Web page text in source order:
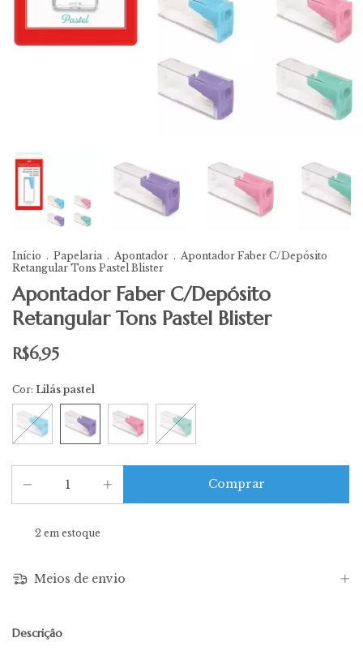
Início . Papelaria . Apontador . Apontador Faber C/Depósito
Retangular Tons Pastel Blister
Apontador Faber C/Depósito
Retangular Tons Pastel Blister
R$6,95
Cor: Lilás pastel
2 em estoque
Meios de envio
Descrição